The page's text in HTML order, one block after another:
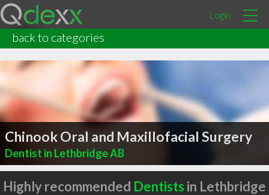
Login
back to categories
Chinook Oral and Maxillofacial Surgery
Dentist in Lethbridge AB
Highly recommended Dentists in Lethbridge